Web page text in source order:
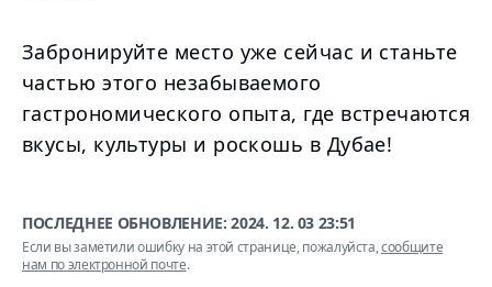
Забронируйте место уже сейчас и станьте
частью этого незабываемого
гастрономического опыта, где встречаются
вкусы, культуры и роскошь в Дубае!
ПОСЛЕДНЕЕ ОБНОВЛЕНИЕ:2024. 12. 03 23:51
Если вы заметили ошибку на этой странице, пожалуйста,сообщите
нам по электронной почте.